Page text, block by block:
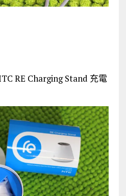
RE Charging Stand 充電